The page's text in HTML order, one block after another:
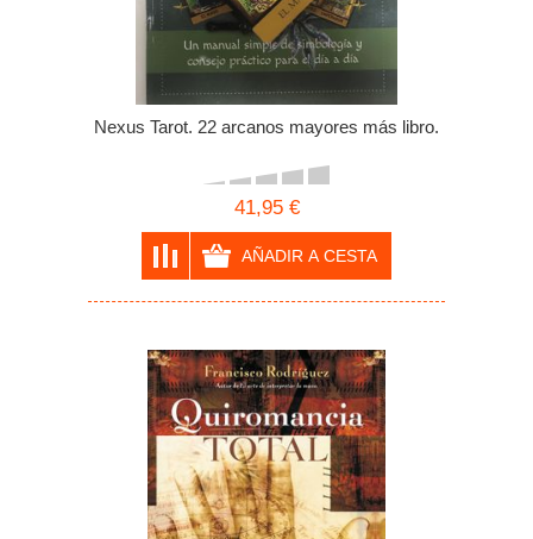
Nexus Tarot. 22 arcanos mayores más libro.
41,95 €